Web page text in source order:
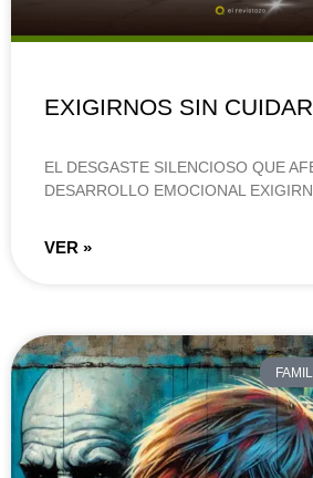
EXIGIRNOS SIN
EL DESGASTE SILENCIOSO QUE
DESARROLLO EMOCIONAL
VER »